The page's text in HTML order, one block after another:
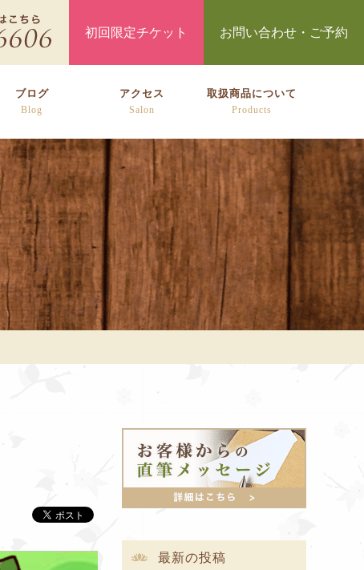
初回限定チケット お問い合わせ・ご予約
ブログ
Blog
アクセス
Salon
取扱商品について
Products
最新の投稿